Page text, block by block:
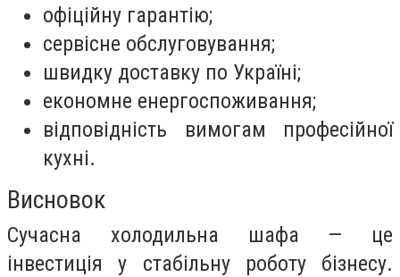
офіційну гарантію;
сервісне обслуговування;
швидку доставку по Україні;
економне енергоспоживання;
відповідність вимогам професійної
кухні.
Висновок
Сучасна холодильна шафа — це
інвестиція у стабільну роботу бізнесу.